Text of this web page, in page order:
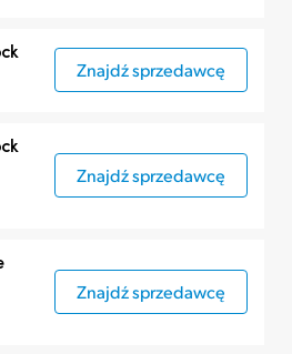
Znajdź sprzedawcę
Znajdź sprzedawcę
Znajdź sprzedawcę